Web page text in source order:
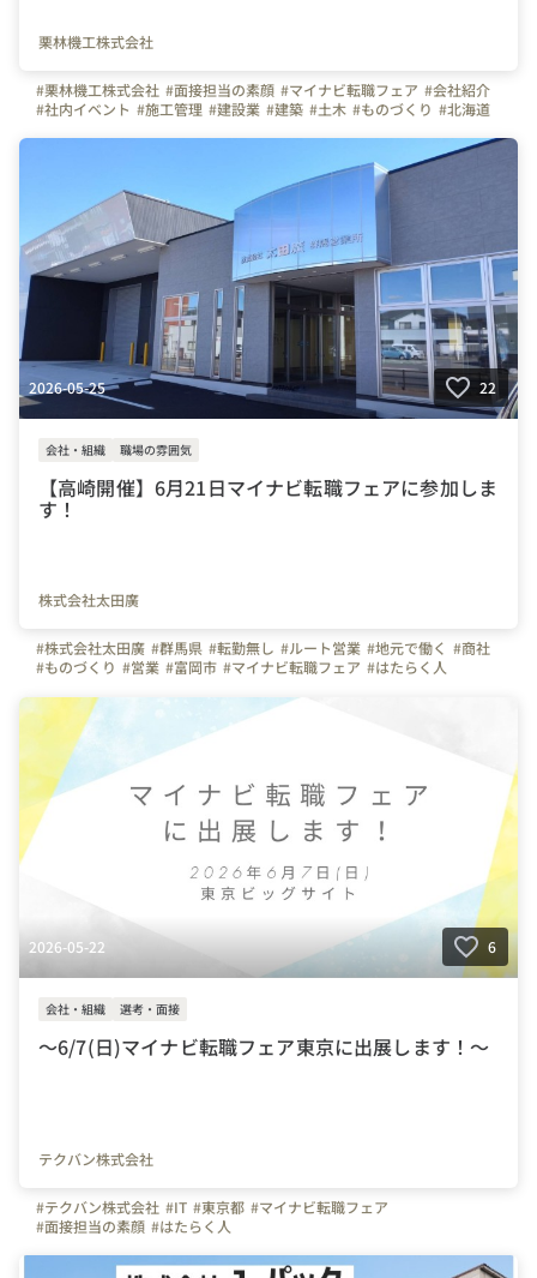
栗林機工株式会社
#栗林機工株式会社 #面接担当の素顔 #マイナビ転職フェア #会社紹介
#社内イベント #施工管理 #建設業 #建築 #土木 #ものづくり #北海道
2026-05-25 22
会社・組織 職場の雰囲気
【高崎開催】6月21日マイナビ転職フェアに参加しま
す！
株式会社太田廣
#株式会社太田廣 #群馬県 #転勤無し #ルート営業 #地元で働く #商社
#ものづくり #営業 #富岡市 #マイナビ転職フェア #はたらく人
2026-05-22 6
会社・組織 選考・面接
～6/7(日)マイナビ転職フェア東京に出展します！～
テクバン株式会社
#テクバン株式会社 #IT #東京都 #マイナビ転職フェア
#面接担当の素顔 #はたらく人